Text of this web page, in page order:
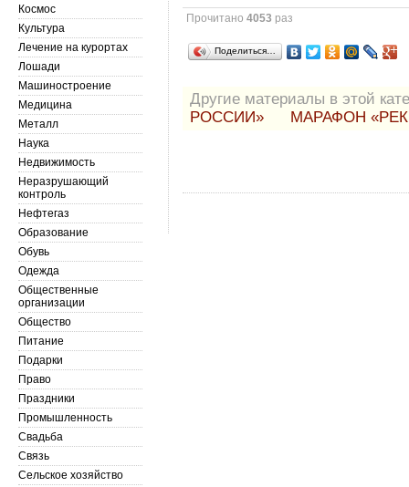
Прочитано4053 раз
Поделиться…
Другие материалы в этой
РОССИИ»
МАРАФОН
Космос
Культура
Лечение на курортах
Лошади
Машиностроение
Медицина
Металл
Наука
Недвижимость
Неразрушающий
контроль
Нефтегаз
Образование
Обувь
Одежда
Общественные
организации
Общество
Питание
Подарки
Право
Праздники
Промышленность
Свадьба
Связь
Сельское хозяйство